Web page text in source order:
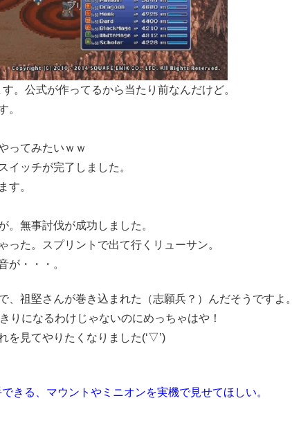
。公式が作ってるから当たり前なんだけど。
。
ってみたいｗｗ
イッチが完了しました。
す。
無事討伐が成功しました。
た。スプリントで出て行くリューサン。
が・・・。
祖堅さんが巻き込まれた（志願兵？）んだそうですよ。
りになるわけじゃないのにめっちゃはや！
を見てやりたくなりました(‘▽’)
きる、マウントやミニオンを実機で見せてほしい。